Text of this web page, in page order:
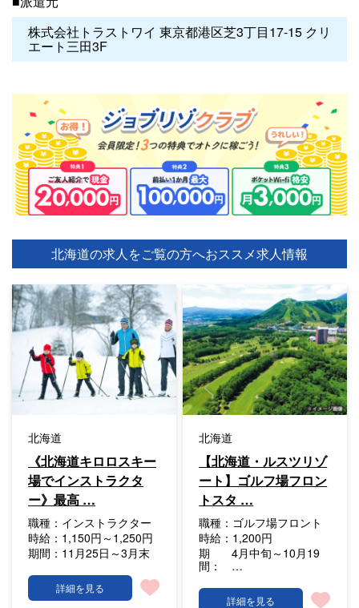
株式会社トラストワイ 東京都港区芝3丁目17-15 クリ
エート三田3F
北海道の求人をご覧の方へおススメ求人情報
北海道
《北海道キロロスキー
場でインストラクタ
ー》最高 …
職種： インストラクター
時給： 1,150円～1,250円
期間： 11月25日～3月末
詳細を見る
北海道
【北海道・ルスツリゾ
ート】ゴルフ場フロン
トスタ …
職種： ゴルフ場フロント
時給： 1,200円
期
間：
4月中旬～10月19
…
詳細を見る